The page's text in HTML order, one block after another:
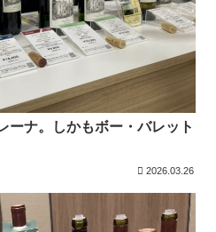
ーナ。しかもボー・バレット
2026.03.26